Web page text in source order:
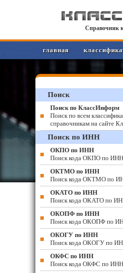
Справочник
главная
Поиск
Поиск по КлассИнформ
Поиск по всем
справочникам на сайте
Поиск по ИНН
ОКПО по ИНН
Поиск кода ОКПО по ИНН
ОКТМО по ИНН
Поиск кода ОКТМО по
ОКАТО по ИНН
Поиск кода ОКАТО по
ОКОПФ по ИНН
Поиск кода ОКОПФ по
ОКОГУ по ИНН
Поиск кода ОКОГУ по
ОКФС по ИНН
Поиск кода ОКФС по ИНН